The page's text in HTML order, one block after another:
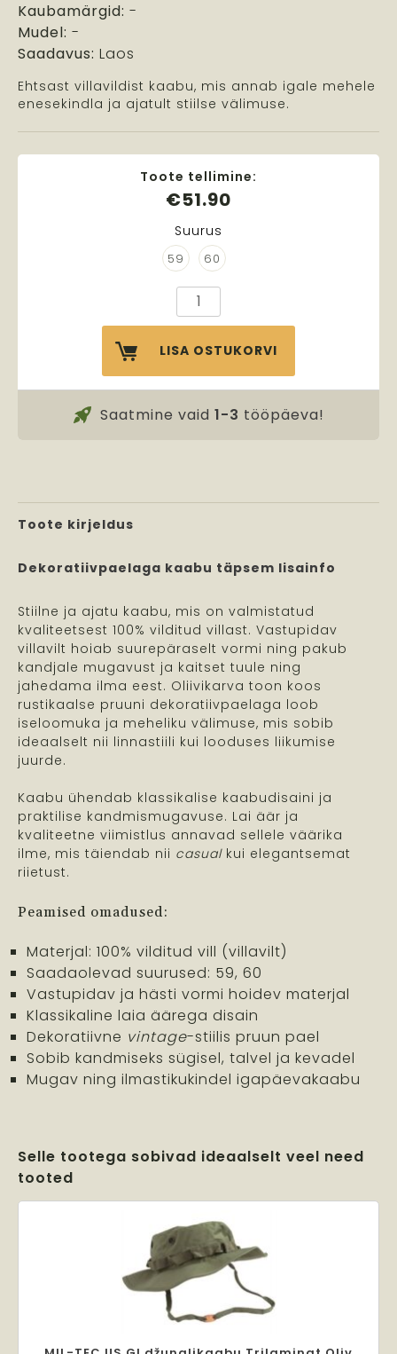
Kaubamärgid: -
Mudel: -
Saadavus: Laos
Ehtsast villavildist kaabu, mis annab igale mehele
enesekindla ja ajatult stiilse välimuse.
Toote tellimine:
€51.90
Suurus
59 60
Dekoratiivpaelaga
kaabu
LISA OSTUKORVI
Saatmine vaid 1-3 tööpäeva!
Toote kirjeldus
Dekoratiivpaelaga kaabu täpsem lisainfo
Stiilne ja ajatu kaabu, mis on valmistatud
kvaliteetsest 100% vilditud villast. Vastupidav
villavilt hoiab suurepäraselt vormi ning pakub
kandjale mugavust ja kaitset tuule ning
jahedama ilma eest. Oliivikarva toon koos
rustikaalse pruuni dekoratiivpaelaga loob
iseloomuka ja meheliku välimuse, mis sobib
ideaalselt nii linnastiili kui looduses liikumise
juurde.
Kaabu ühendab klassikalise kaabudisaini ja
praktilise kandmismugavuse. Lai äär ja
kvaliteetne viimistlus annavad sellele väärika
ilme, mis täiendab nii casualkui elegantsemat
riietust.
Peamised omadused:
Materjal: 100% vilditud vill (villavilt)
Saadaolevad suurused: 59, 60
Vastupidav ja hästi vormi hoidev materjal
Klassikaline laia äärega disain
Dekoratiivne vintage-stiilis pruun pael
Sobib kandmiseks sügisel, talvel ja kevadel
Mugav ning ilmastikukindel igapäevakaabu
Selle tootega sobivad ideaalselt veel need
tooted